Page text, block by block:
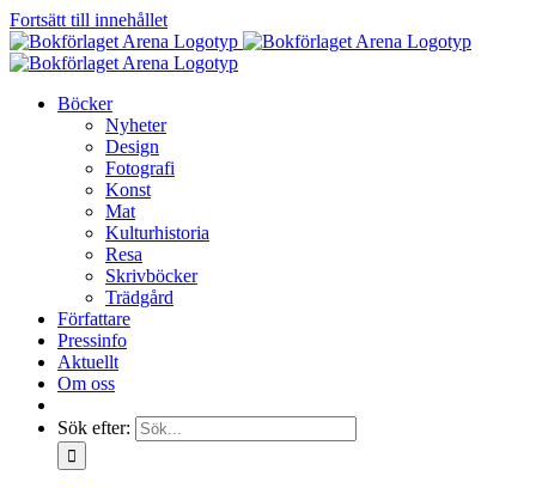
Fortsätt till innehållet
Böcker
Nyheter
Design
Fotografi
Konst
Mat
Kulturhistoria
Resa
Skrivböcker
Trädgård
Författare
Pressinfo
Aktuellt
Om oss
Sök efter: